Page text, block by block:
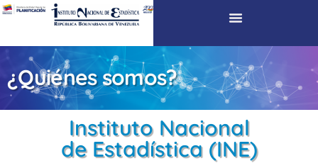
¿Quiénes somos?
Instituto Nacional
de Estadística (INE)